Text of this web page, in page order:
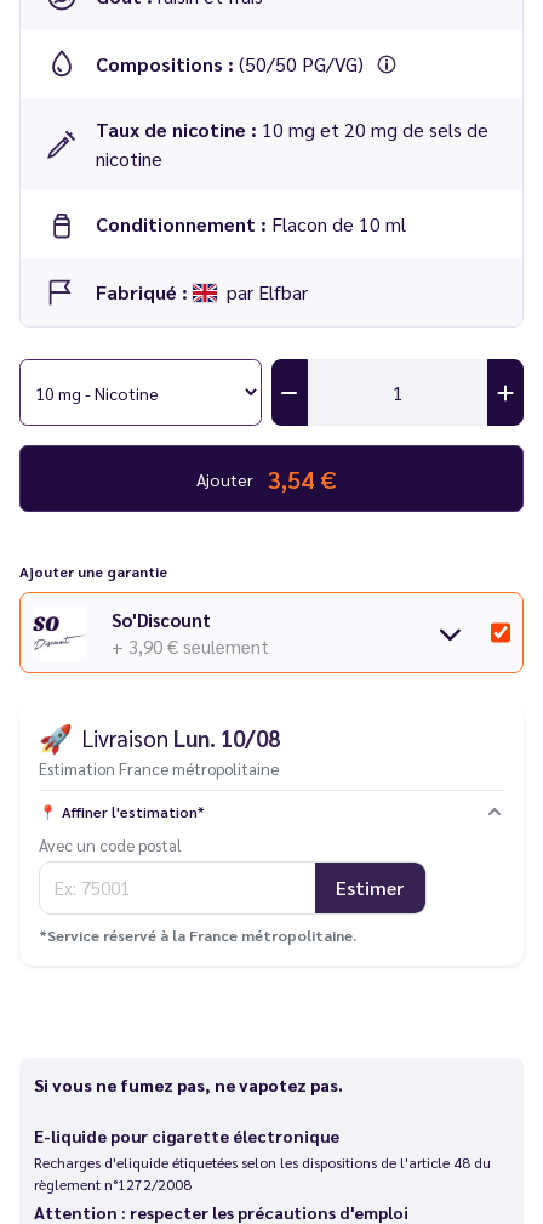
Compositions : (50/50 PG/VG)
Taux de nicotine : 10 mg et 20 mg de sels de
nicotine
Conditionnement : Flacon de 10 ml
Fabriqué : par Elfbar
Ajouter 3,54 €
Ajouter une garantie
So'Discount
+ 3,90 € seulement
🚀 Livraison Lun. 10/08
Estimation France métropolitaine
📍 Affiner l'estimation*
Avec un code postal
Estimer
*Service réservé à la France métropolitaine.
Si vous ne fumez pas, ne vapotez pas.
E-liquide pour cigarette électronique
Recharges d'eliquide étiquetées selon les dispositions de l'article 48 du
règlement n°1272/2008
Attention : respecter les précautions d'emploi